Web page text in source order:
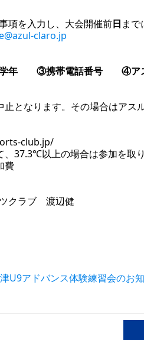
項を入力し、大会開催前日 まで
claro.jp
③携帯電話番号 ④アス
止となります。その場合はア
club.jp/
37.3℃以上の場合は参加を取り
費
クラブ 渡辺健